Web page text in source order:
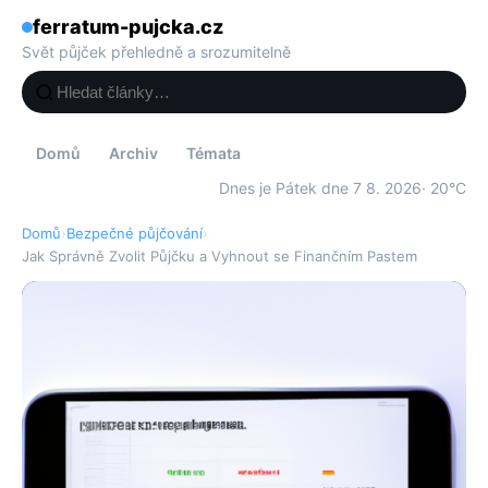
ferratum-pujcka.cz
Svět půjček přehledně a srozumitelně
Domů Archiv
Témata
Dnes je Pátek dne 7 8. 2026· 20°C
Domů›Bezpečné půjčování›
Jak Správně Zvolit Půjčku a Vyhnout se Finančním Pastem